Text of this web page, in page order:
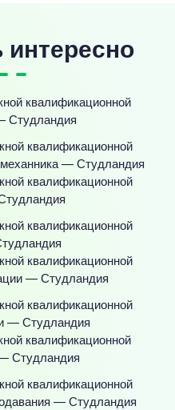
квалификационной
Студландия
квалификационной
механника — Студландия
квалификационной
квалификационной
квалификационной
— Студландия
квалификационной
— Студландия
квалификационной
Студландия
квалификационной
— Студландия